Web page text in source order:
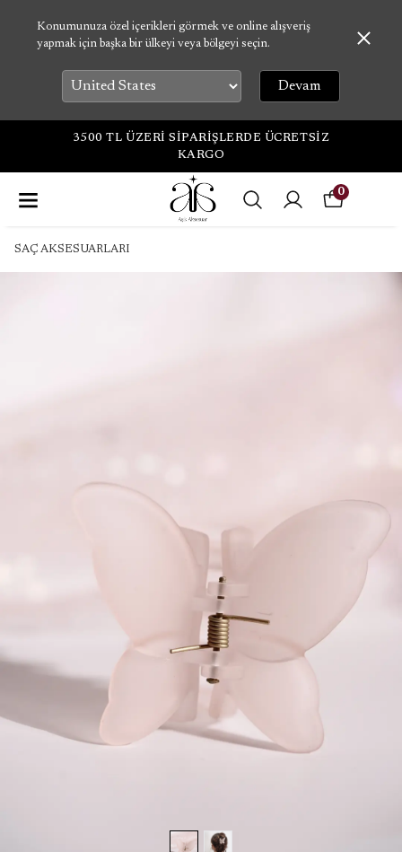
Konumunuza özel içerikleri görmek ve online alışveriş
yapmak için başka bir ülkeyi veya bölgeyi seçin.
Devam
3500 TL ÜZERİ SİPARİŞLERDE ÜCRETSİZ
KARGO
0
SAÇ AKSESUARLARI